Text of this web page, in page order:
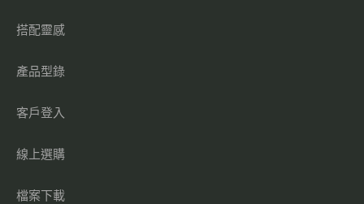
搭配靈感
產品型錄
客戶登入
線上選購
檔案下載